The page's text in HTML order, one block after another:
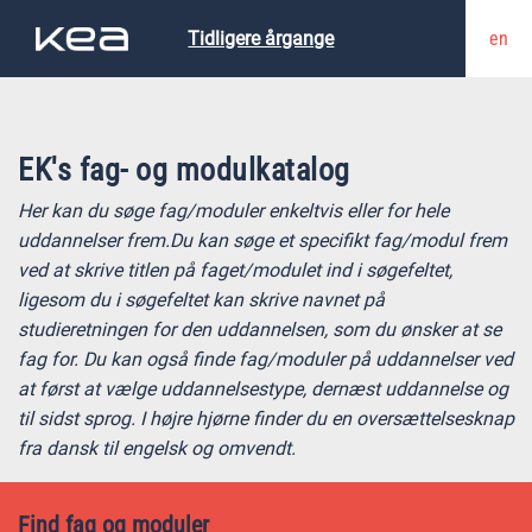
Tidligere årgange en
EK's fag- og modulkatalog
Her kan du søge fag/moduler enkeltvis eller for hele
uddannelser frem.Du kan søge et specifikt fag/modul frem
ved at skrive titlen på faget/modulet ind i søgefeltet,
ligesom du i søgefeltet kan skrive navnet på
studieretningen for den uddannelsen, som du ønsker at se
fag for. Du kan også finde fag/moduler på uddannelser ved
at først at vælge uddannelsestype, dernæst uddannelse og
til sidst sprog. I højre hjørne finder du en oversættelsesknap
fra dansk til engelsk og omvendt.
Find fag og moduler